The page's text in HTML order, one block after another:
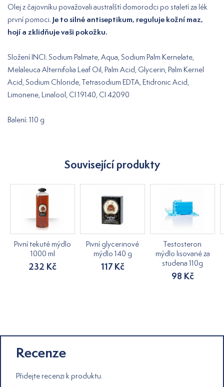
Olej z čajovníku považovali australští domorodci po staletí za lék
první pomoci. Je to silné antiseptikum, reguluje kožní maz,
hojí a zklidňuje vaši pokožku.
Složení INCI: Sodium Palmate, Aqua, Sodium Palm Kernelate,
Melaleuca Alternifolia Leaf Oil, Palm Acid, Glycerin, Palm Kernel
Acid, Sodium Chloride, Tetrasodium EDTA, Etidronic Acid,
Limonene, Linalool, CI 19140, CI 42090
Balení: 110 g
Související produkty
Pivní tekuté mýdlo
1000 ml
232 Kč
Pivní glycerinové
mýdlo 140 g
117 Kč
Testosteron
mýdlo lisované za
studena 110g
98 Kč
Recenze
Přidejte recenzi k produktu.